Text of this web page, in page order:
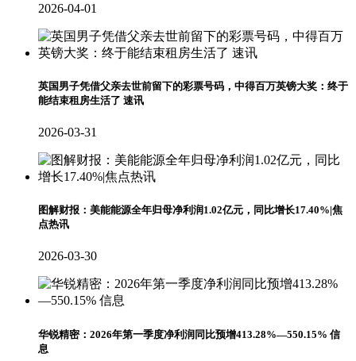
2026-04-01
英国男子凭借父亲去世前留下的彩票号码，中得百万英镑大奖：终于
能结束租房生活了 速讯
2026-03-31
图解财报：美能能源全年归母净利润1.02亿元，同比增长17.40%|焦
点热讯
2026-03-30
华锐精密：2026年第一季度净利润同比预增413.28%—550.15% 信
息